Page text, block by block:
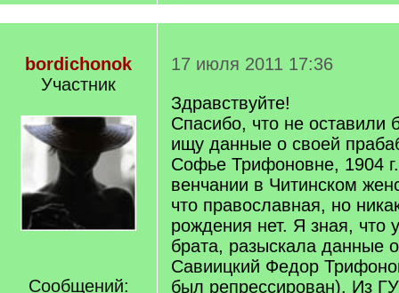
bordichonok
Участник
Сообщений:
17 июля 2011 17:36
Здравствуйте!
Спасибо, что не оставили
ищу данные о своей
Софье Трифоновне, 1904
венчании в Читинском
что православная, но
рождения нет. Я зная, что
брата, разыскала данные
Савиицкий Федор
был репрессирован). Из